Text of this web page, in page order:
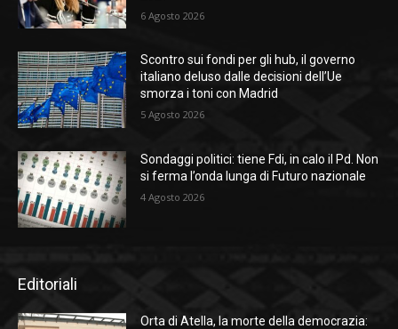
6 Agosto 2026
Scontro sui fondi per gli hub, il governo
italiano deluso dalle decisioni dell’Ue
smorza i toni con Madrid
5 Agosto 2026
Sondaggi politici: tiene Fdi, in calo il Pd. Non
si ferma l’onda lunga di Futuro nazionale
4 Agosto 2026
Editoriali
Orta di Atella, la morte della democrazia: